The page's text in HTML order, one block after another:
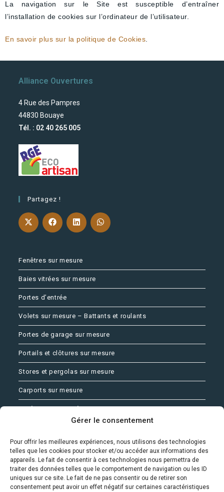
Gérer le consentement
Pour offrir les meilleures expériences, nous utilisons des technologies
telles que les cookies pour stocker et/ou accéder aux informations des
appareils. Le fait de consentir à ces technologies nous permettra de
traiter des données telles que le comportement de navigation ou les ID
uniques sur ce site. Le fait de ne pas consentir ou de retirer son
consentement peut avoir un effet négatif sur certaines caractéristiques
La navigation sur le Site est susceptible d’entraîner
l’installation de cookies sur l’ordinateur de l’utilisateur.
En savoir plus sur la politique de Cookies
Alliance Ouvertures
4 Rue des Pampres
44830 Bouaye
Tél. : 02 40 265 005
Partagez !
Fenêtres sur mesure
Baies vitrées sur mesure
Portes d’entrée
Volets sur mesure – Battants et roulants
Portes de garage sur mesure
Portails et clôtures sur mesure
Stores et pergolas sur mesure
Carports sur mesure
Aménagement extérieur sur mesure
Alliance Ouvertures
Dépannage – Entretien – Mise en sécurité
Contactez Alliance Ouvertures